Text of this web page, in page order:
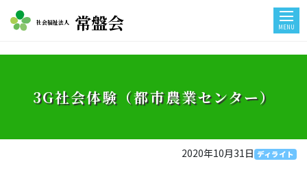
社会福祉法人 常盤会 MENU
3G社会体験（都市農業センター）
2020年10月31日 ディライト